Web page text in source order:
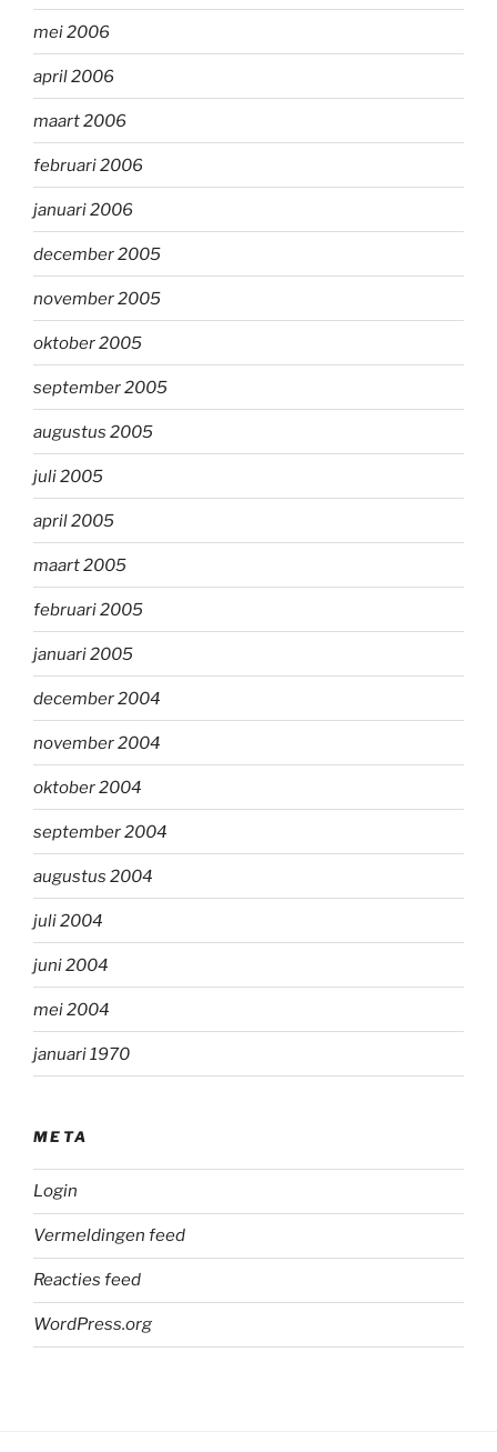
mei 2006
april 2006
maart 2006
februari 2006
januari 2006
december 2005
november 2005
oktober 2005
september 2005
augustus 2005
juli 2005
april 2005
maart 2005
februari 2005
januari 2005
december 2004
november 2004
oktober 2004
september 2004
augustus 2004
juli 2004
juni 2004
mei 2004
januari 1970
META
Login
Vermeldingen feed
Reacties feed
WordPress.org